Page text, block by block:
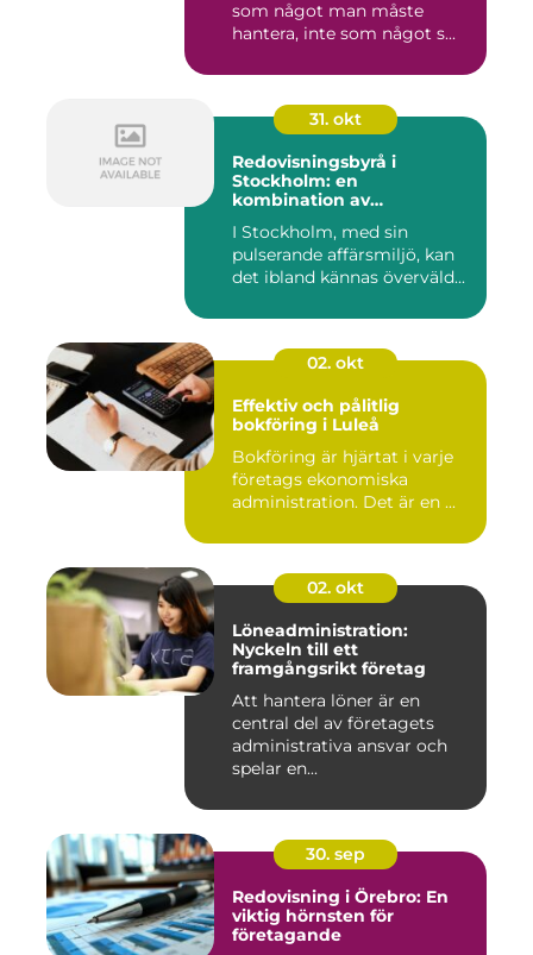
som något man måste
hantera, inte som något s...
31. okt
Redovisningsbyrå i
Stockholm: en
kombination av
personlig service
I Stockholm, med sin
pulserande affärsmiljö, kan
det ibland kännas överväld...
02. okt
Effektiv och pålitlig
bokföring i Luleå
Bokföring är hjärtat i varje
företags ekonomiska
administration. Det är en ...
02. okt
Löneadministration:
Nyckeln till ett
framgångsrikt företag
Att hantera löner är en
central del av företagets
administrativa ansvar och
spelar en...
30. sep
Redovisning i Örebro: En
viktig hörnsten för
företagande